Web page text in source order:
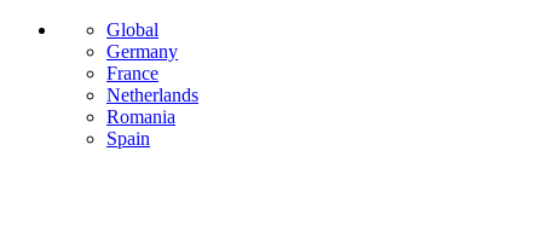
Global
Germany
France
Netherlands
Romania
Spain